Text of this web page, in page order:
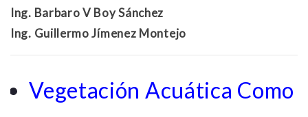
Ing. Barbaro V Boy Sánchez
Ing. Guillermo Jímenez Montejo
Vegetación Acuática Como